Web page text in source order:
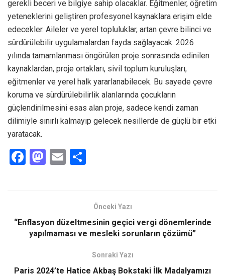
gerekli beceri ve bilgiye sahip olacaklar. Eğitmenler, öğretim
yeteneklerini geliştiren profesyonel kaynaklara erişim elde
edecekler. Aileler ve yerel topluluklar, artan çevre bilinci ve
sürdürülebilir uygulamalardan fayda sağlayacak. 2026
yılında tamamlanması öngörülen proje sonrasında edinilen
kaynaklardan, proje ortakları, sivil toplum kuruluşları,
eğitmenler ve yerel halk yararlanabilecek. Bu sayede çevre
koruma ve sürdürülebilirlik alanlarında çocukların
güçlendirilmesini esas alan proje, sadece kendi zaman
dilimiyle sınırlı kalmayıp gelecek nesillerde de güçlü bir etki
yaratacak.
F
o
o
M
d
o
E
Önceki Yazı
“Enflasyon düzeltmesinin geçici vergi dönemlerinde
yapılmaması ve mesleki sorunların çözümü”
Sonraki Yazı
Paris 2024’te Hatice Akbaş Bokstaki İlk Madalyamızı